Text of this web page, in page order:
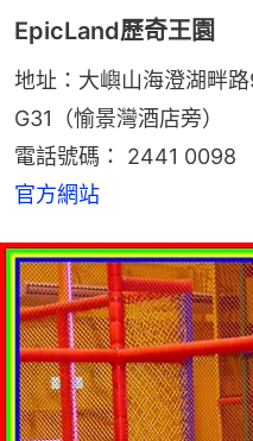
EpicLand歷奇王園
地址：大嶼山海澄湖畔
G31（愉景灣酒店旁）
電話號碼： 2441 0098
官方網站